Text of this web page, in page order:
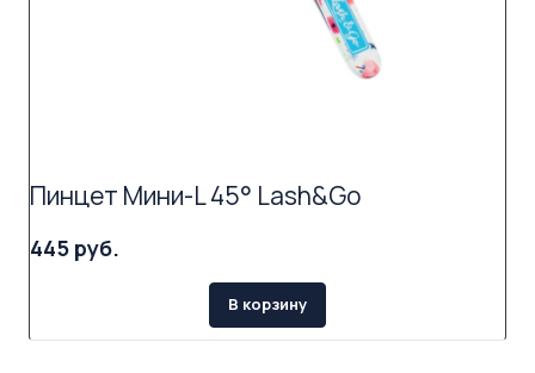
Пинцет Мини-L 45° Lash&Go
445 руб.
В корзину